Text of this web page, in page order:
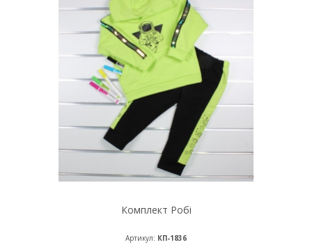
Комплект Робі
Артикул: КП-1836